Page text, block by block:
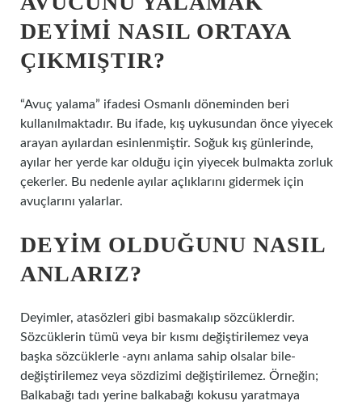
DEYIMI NASIL ORTAYA
ÇIKMIŞTIR?
“Avuç yalama” ifadesi Osmanlı döneminden beri
kullanılmaktadır. Bu ifade, kış uykusundan önce yiyecek
arayan ayılardan esinlenmiştir. Soğuk kış günlerinde,
ayılar her yerde kar olduğu için yiyecek bulmakta zorluk
çekerler. Bu nedenle ayılar açlıklarını gidermek için
avuçlarını yalarlar.
DEYIM OLDUĞUNU NASIL
ANLARIZ?
Deyimler, atasözleri gibi basmakalıp sözcüklerdir.
Sözcüklerin tümü veya bir kısmı değiştirilemez veya
başka sözcüklerle -aynı anlama sahip olsalar bile-
değiştirilemez veya sözdizimi değiştirilemez. Örneğin;
Balkabağı tadı yerine balkabağı kokusu yaratmaya